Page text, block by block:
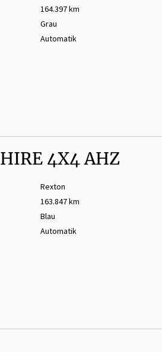
164.397 km
Grau
Automatik
4X4 AHZ
Rexton
163.847 km
Blau
Automatik